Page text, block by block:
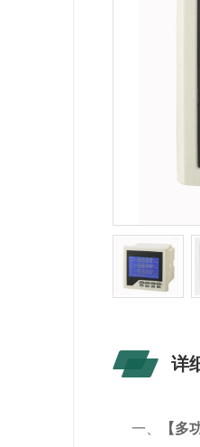
详
一、 【多